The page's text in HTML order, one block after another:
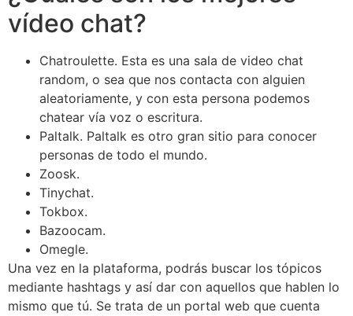
vídeo chat?
Chatroulette. Esta es una sala de video chat
random, o sea que nos contacta con alguien
aleatoriamente, y con esta persona podemos
chatear vía voz o escritura.
Paltalk. Paltalk es otro gran sitio para conocer
personas de todo el mundo.
Zoosk.
Tinychat.
Tokbox.
Bazoocam.
Omegle.
Una vez en la plataforma, podrás buscar los tópicos
mediante hashtags y así dar con aquellos que hablen lo
mismo que tú. Se trata de un portal web que cuenta